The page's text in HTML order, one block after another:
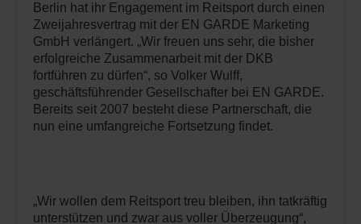
Berlin hat ihr Engagement im Reitsport durch einen
Zweijahresvertrag mit der EN GARDE Marketing
GmbH verlängert. „Wir freuen uns sehr, die bisher
erfolgreiche Zusammenarbeit mit der DKB
fortführen zu dürfen“, so Volker Wulff,
geschäftsführender Gesellschafter bei EN GARDE.
Bereits seit 2007 besteht diese Partnerschaft, die
nun eine umfangreiche Fortsetzung findet.
„Wir wollen dem Reitsport treu bleiben, ihn tatkräftig
unterstützen und zwar aus voller Überzeugung“,